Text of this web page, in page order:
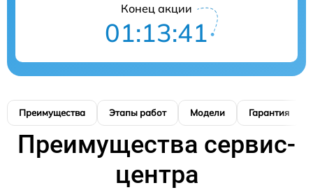
Конец акции
01:13:40
Преимущества Этапы работ Модели Гарантия
Преимущества сервис-
центра